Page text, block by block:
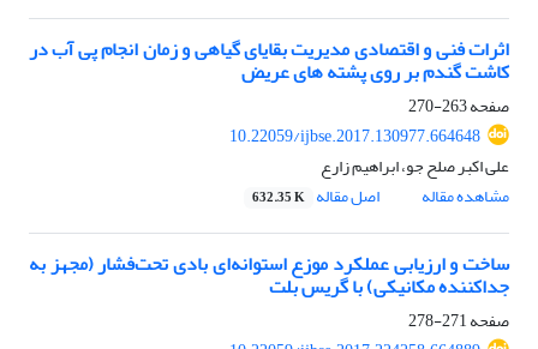
اثرات فنی و اقتصادی مدیریت بقایای گیاهی و زمان انجام پی آب در
کاشت گندم بر روی پشته های عریض
صفحه263-270
10.22059/ijbse.2017.130977.664648
علی اکبر صلح جو، ابراهیم زارع
مشاهده مقاله
اصل مقاله 632.35 K
ساخت و ارزیابی عملکرد موزع استوانه‌ای بادی تحت‌فشار (مجهز به
جداکننده مکانیکی) با گریس بلت
صفحه271-278